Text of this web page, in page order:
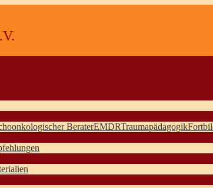
BeraterEMDRTraumapädagogik